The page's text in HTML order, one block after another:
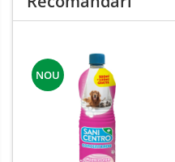
NOU